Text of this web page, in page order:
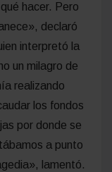
hacer. Pero
declaró
interpretó la
un milagro de
realizando
los fondos
por donde se
a punto
lamentó.